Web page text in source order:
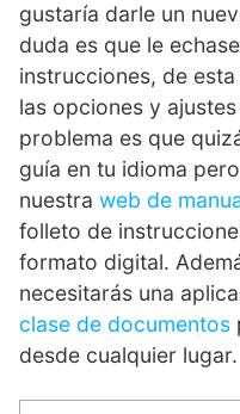
gustaría darle un
duda es que le
instrucciones, de
las opciones y
problema es que
guía en tu idioma
nuestra web de
folleto de
formato digital.
necesitarás una
clase de documentos
desde cualquier lugar.